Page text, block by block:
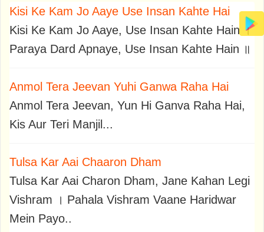
Kisi Ke Kam Jo Aaye Use Insan Kahte Hai
Kisi Ke Kam Jo Aaye, Use Insan Kahte Hain ।
Paraya Dard Apnaye, Use Insan Kahte Hain ॥
Anmol Tera Jeevan Yuhi Ganwa Raha Hai
Anmol Tera Jeevan, Yun Hi Ganva Raha Hai,
Kis Aur Teri Manjil...
Tulsa Kar Aai Chaaron Dham
Tulsa Kar Aai Charon Dham, Jane Kahan Legi
Vishram । Pahala Vishram Vaane Haridwar
Mein Payo..